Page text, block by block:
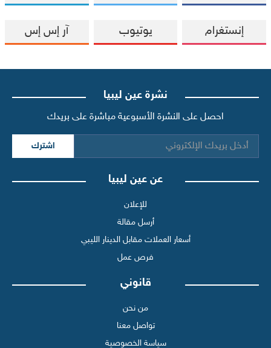
إنستغرام يوتيوب آر إس إس
نشرة عين ليبيا
احصل على النشرة الأسبوعية مباشرة على بريدك
اشترك
عن عين ليبيا
للإعلان
أرسل مقالة
أسعار العملات مقابل الدينار الليبي
فرص عمل
قانوني
من نحن
تواصل معنا
سياسة الخصوصية